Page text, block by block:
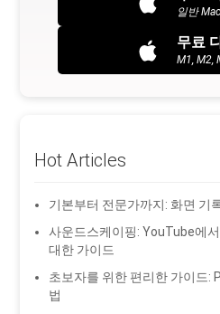
일반
무료
M1, M2,
Hot Articles
기본부터 전문가까지: 화면 기
사운드스케이핑: YouTube에
대한 가이드
초보자를 위한 편리한 가이드:
법